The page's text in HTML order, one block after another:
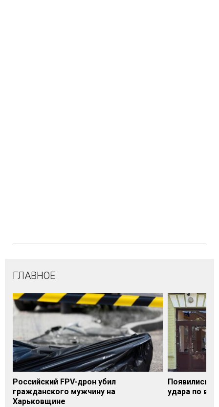
ГЛАВНОЕ
Российский FPV-дрон убил
гражданского мужчину на
Харьковщине
Появились
удара по